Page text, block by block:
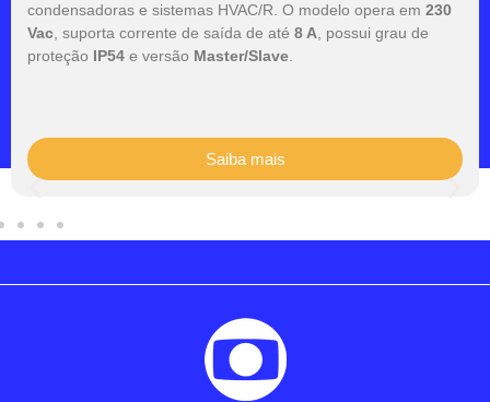
condensadoras e sistemas HVAC/R. O modelo opera em 230
Vac, suporta corrente de saída de até 8 A, possui grau de
proteção IP54 e versão Master/Slave.
Saiba mais